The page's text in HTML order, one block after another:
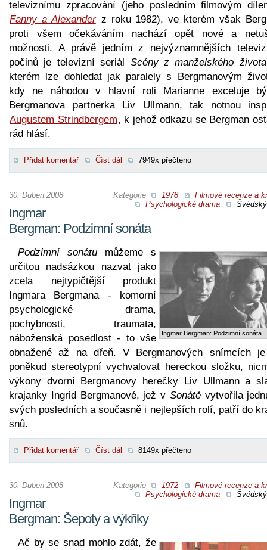
televiznímu zpracování (jeho posledním filmovým
Fanny a Alexanderz roku 1982), ve kterém však
proti všem očekáváním nachází opět nové a
možnosti. A právě jedním z nejvýznamnějších
počinů je televizní seriál Scény z manželského života
kterém lze dohledat jak paralely s Bergmanovým
kdy ne náhodou v hlavní roli Marianne exceluje
Bergmanova partnerka Liv Ullmann, tak notnou
Augustem Strindbergem, k jehož odkazu se Bergman
rád hlásí.
Přidat komentář Číst dál 7949x přečteno
Kategorie 1978
Filmové recenze a
Psychologické drama
30. Duben 2008
Ingmar
Bergman: Podzimní sonáta
Ingmar Bergman: Podzimní sonáta
Podzimní sonátu můžeme s
určitou nadsázkou nazvat jako
zcela nejtypičtější produkt
Ingmara Bergmana - komorní
psychologické drama,
pochybnosti, traumata,
náboženská posedlost - to vše
obnažené až na dřeň. V Bergmanových snímcích
poněkud stereotypní vychvalovat hereckou složku,
výkony dvorní Bergmanovy herečky Liv Ullmann a
krajanky Ingrid Bergmanové, jež v Sonátěvytvořila
svých posledních a současně i nejlepších rolí, patří do
snů.
Přidat komentář Číst dál 8149x přečteno
Kategorie 1972
Filmové recenze a
Psychologické drama
30. Duben 2008
Ingmar
Bergman: Šepoty a výkřiky
Ač by se snad mohlo zdát, že